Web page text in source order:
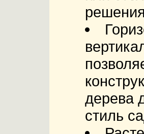
дерева
стиль